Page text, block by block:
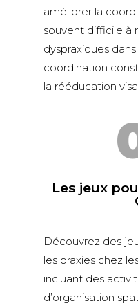
améliorer la
souvent difficile à
dyspraxiques
coordination
la rééducation
Les jeux
Découvrez des
les praxies chez
incluant des
d’organisation